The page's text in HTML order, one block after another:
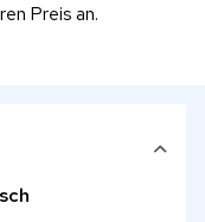
Preis an.